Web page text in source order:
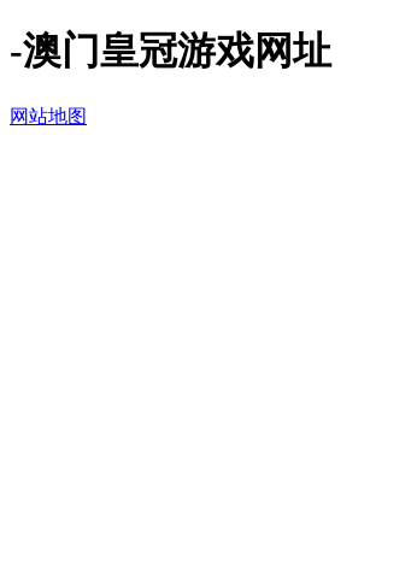
-澳门皇冠游戏网址
网站地图